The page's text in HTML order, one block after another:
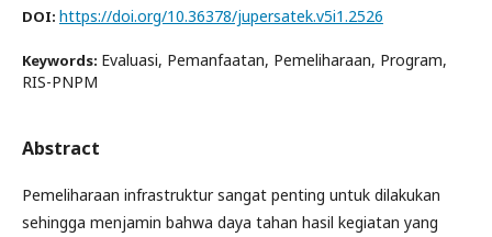
DOI: https://doi.org/10.36378/jupersatek.v5i1.2526
Keywords: Evaluasi, Pemanfaatan, Pemeliharaan, Program,
RIS-PNPM
Abstract
Pemeliharaan infrastruktur sangat penting untuk dilakukan
sehingga menjamin bahwa daya tahan hasil kegiatan yang